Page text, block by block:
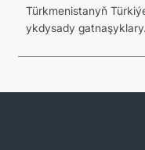
Türkmenistanyň
ykdysady